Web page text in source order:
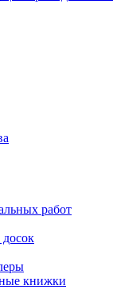
работ
досок
книжки